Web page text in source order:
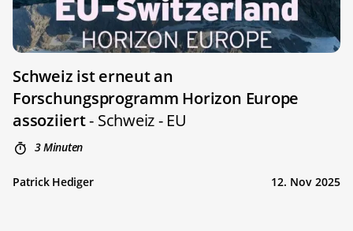
Schweiz ist erneut an
Forschungsprogramm Horizon Europe
assoziiert- Schweiz - EU
3 Minuten
Patrick Hediger 12. Nov 2025